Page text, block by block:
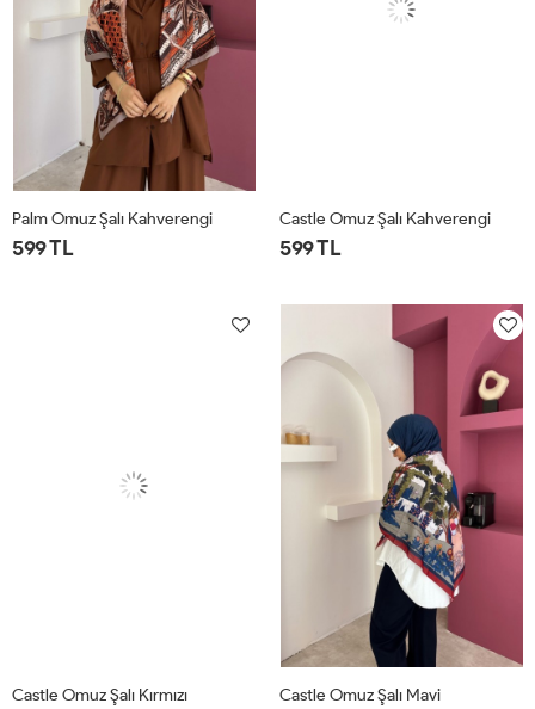
Palm Omuz Şalı Kahverengi
599 TL
Castle Omuz Şalı Kahverengi
599 TL
Castle Omuz Şalı Kırmızı Castle Omuz Şalı Mavi